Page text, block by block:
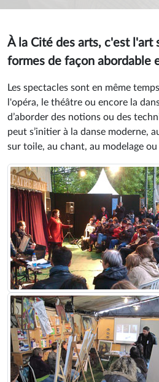
À la Cité des arts, c'est l'art
formes de façon abordable
Les spectacles sont en même
l'opéra, le théâtre ou encore la
d’aborder des notions ou des
peut s’initier à la danse moderne,
sur toile, au chant, au modelage